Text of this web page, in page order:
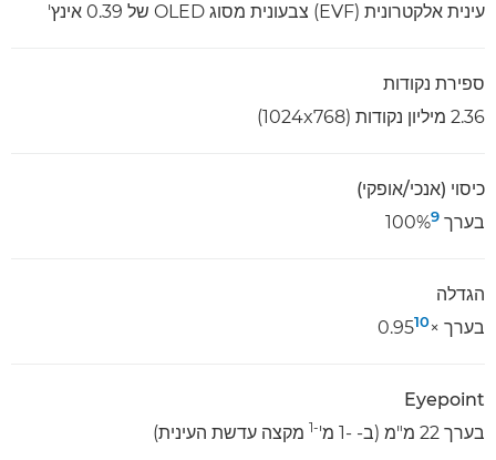
עינית אלקטרונית (EVF) צבעונית מסוג OLED של 0.39 אינץ'
ספירת נקודות
2.36 מיליון נקודות (1024x768)
כיסוי (אנכי/אופקי)
בערך ‎100% 9
הגדלה
בערך ×‏0.9510
Eyepoint
בערך 22 מ"מ (ב- -1 מ'
-1 מקצה עדשת העינית)